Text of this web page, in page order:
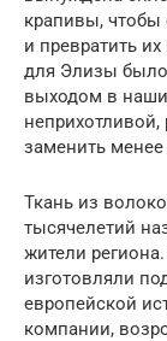
крапивы, чтобы
и превратить
для Элизы
выходом в наши
заменить
Ткань из
тысячелетий
жители
изготовляли
европейской
компании,